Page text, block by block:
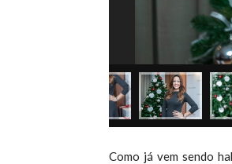
Como já vem sendo